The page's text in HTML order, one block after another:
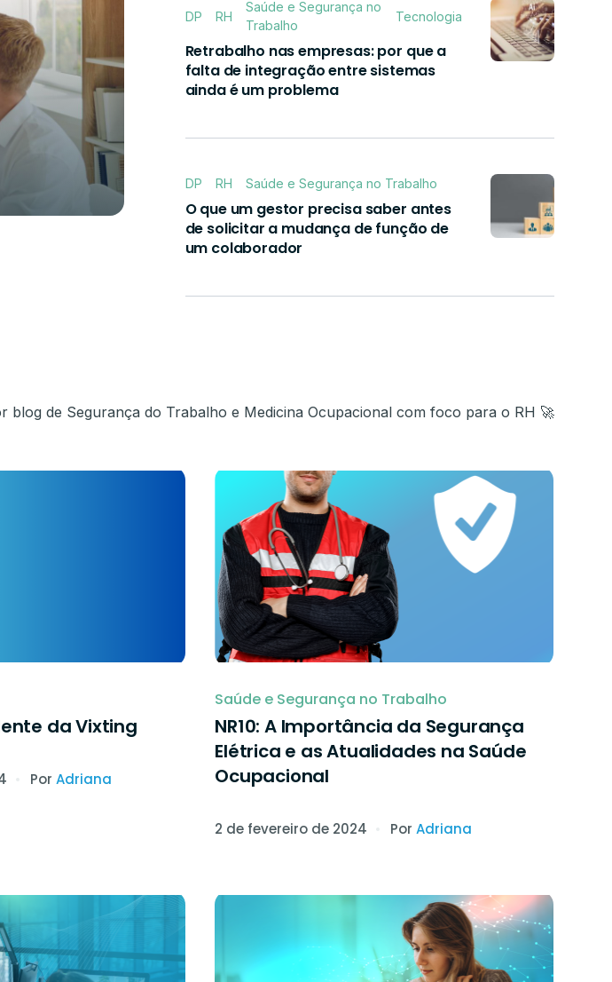
agilidade, segurança e liberdade para assinar
DP RH
Saúde e Segurança no
Trabalho
Tecnologia
Retrabalho nas empresas: por que a
falta de integração entre sistemas
ainda é um problema
DP RH Saúde e Segurança no Trabalho
O que um gestor precisa saber antes
de solicitar a mudança de função de
um colaborador
blog de Segurança do Trabalho e Medicina Ocupacional com foco para o RH 🚀
da Vixting
Por Adriana
Saúde e Segurança no Trabalho
NR10: A Importância da Segurança
Elétrica e as Atualidades na Saúde
Ocupacional
2 de fevereiro de 2024 PorAdriana